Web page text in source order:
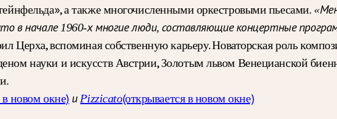
а также многочисленными оркестровыми пьесами.
в начале 1960-х многие люди, составляющие концертные
Церха, вспоминая собственную карьеру. Новаторская роль
науки и искусств Австрии, Золотым львом Венецианской
в новом окне) и Pizzicato(открывается в новом окне)